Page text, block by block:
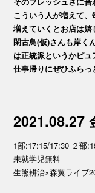
こういう人が増えて
増えていくとお店は嬉
閑古鳥(仮)さんも岸く
は正統派というかピ
仕事帰りにぜひふらっ
2021.08.27
1部:17:15/17:30 ２部
未就学児無料
生熊耕治×森翼ライブ